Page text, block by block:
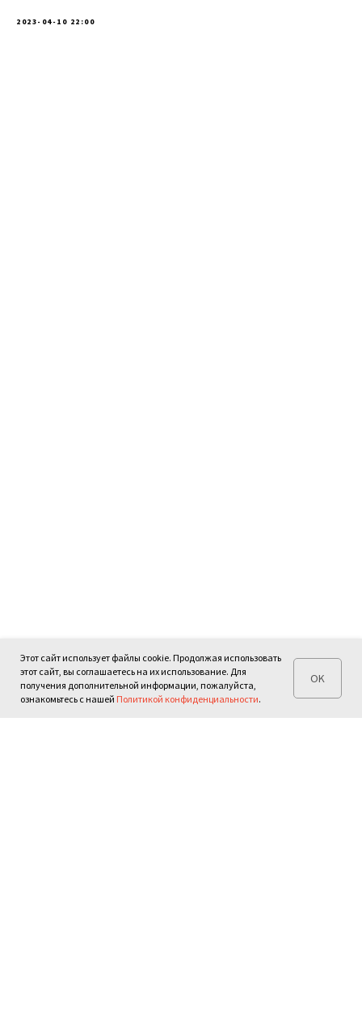
Этот сайт использует файлы cookie. Продолжая использовать
этот сайт, вы соглашаетесь на их использование. Для
получения дополнительной информации, пожалуйста,
ознакомьтесь с нашей Политикой конфиденциальности.
OK
2023-04-10 22:00